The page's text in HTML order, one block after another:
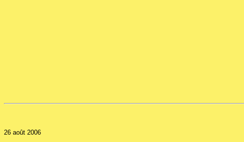
26 août 2006